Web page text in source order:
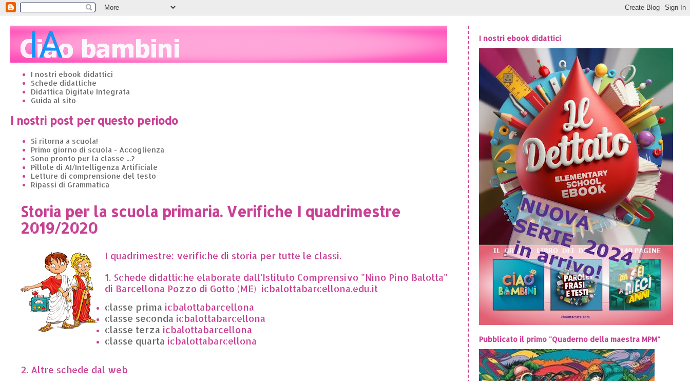
I nostri ebook didattici
Schede didattiche
Didattica Digitale Integrata
Guida al sito
I nostri post per questo periodo
Si ritorna a scuola!
Primo giorno di scuola - Accoglienza
Sono pronto per la classe ...?
Pillole di AI/Intelligenza Artificiale
Letture di comprensione del testo
Ripassi di Grammatica
Storia per la scuola primaria. Verifiche I quadrimestre
2019/2020
I quadrimestre: verifiche di storia per tutte le classi.
1. Schede didattiche elaborate dall'Istituto Comprensivo "Nino Pino Balotta"
di Barcellona Pozzo di Gotto (ME) icbalottabarcellona.edu.it
classe prima icbalottabarcellona
classe seconda icbalottabarcellona
classe terza icbalottabarcellona
classe quarta icbalottabarcellona
2. Altre schede dal web
I nostri ebook didattici
Pubblicato il primo "Quaderno della maestra MPM"